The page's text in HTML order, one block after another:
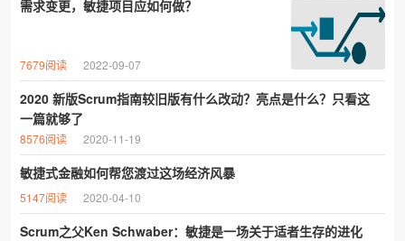
需求变更，敏捷项目应如何做？
7679阅读 2022-09-07
2020 新版Scrum指南较旧版有什么改动？亮点是什么？只看这
一篇就够了
8576阅读 2020-11-19
敏捷式金融如何帮您渡过这场经济风暴
5147阅读 2020-04-10
Scrum之父Ken Schwaber：敏捷是一场关于适者生存的进化